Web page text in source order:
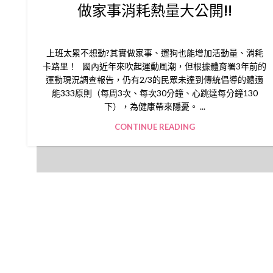
做家事消耗熱量大公開!!
上班太累不想動?其實做家事、遛狗也能增加活動量、消耗
卡路里！ 國內近年來吹起運動風潮，但根據體育署3年前的
運動現況調查報告，仍有2/3的民眾未達到傳統倡導的體適
能333原則（每周3次、每次30分鐘、心跳達每分鐘130
下），為健康帶來隱憂。 ...
CONTINUE READING